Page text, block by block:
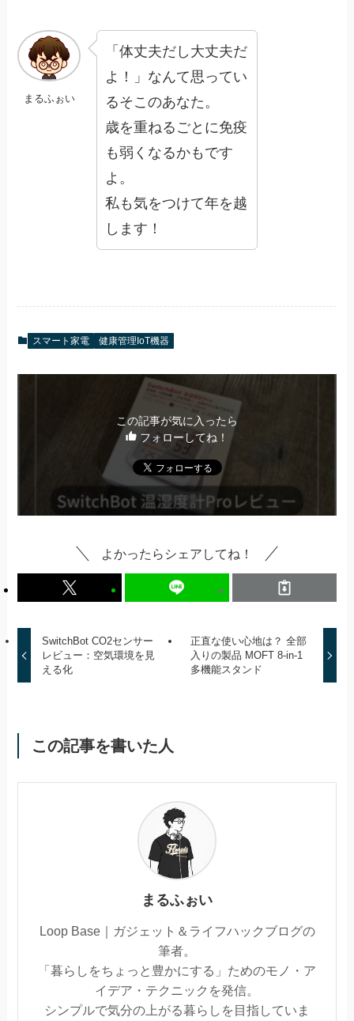
まるふぉい
「体丈夫だし大丈夫だ
よ！」なんて思ってい
るそこのあなた。
歳を重ねるごとに免疫
も弱くなるかもです
よ。
私も気をつけて年を越
します！
スマート家電 健康管理IoT機器
この記事が気に入ったら
フォローしてね！
よかったらシェアしてね！
SwitchBot CO2センサー
レビュー：空気環境を見
える化
正直な使い心地は？ 全部
入りの製品 MOFT 8-in-1
多機能スタンド
この記事を書いた人
まるふぉい
Loop Base｜ガジェット＆ライフハックブログの
筆者。
「暮らしをちょっと豊かにする」ためのモノ・ア
イデア・テクニックを発信。
シンプルで気分の上がる暮らしを目指していま